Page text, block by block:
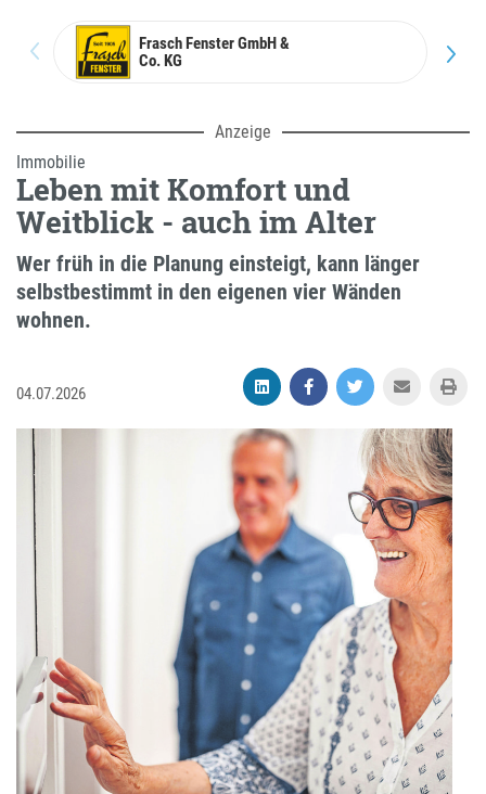
Frasch Fenster GmbH &
Co. KG
Anzeige
Immobilie
Leben mit Komfort und
Weitblick - auch im Alter
Wer früh in die Planung einsteigt, kann länger
selbstbestimmt in den eigenen vier Wänden
wohnen.
04.07.2026